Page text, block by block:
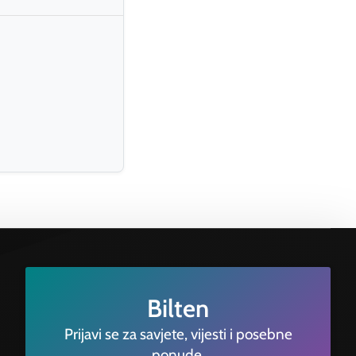
Bilten
Prijavi se za savjete, vijesti i posebne